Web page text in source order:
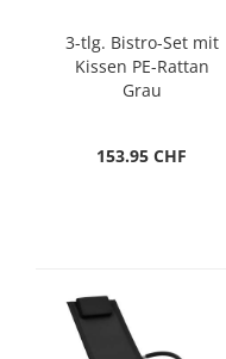
3-tlg. Bistro-Set mit
Kissen PE-Rattan
Grau
153.95 CHF